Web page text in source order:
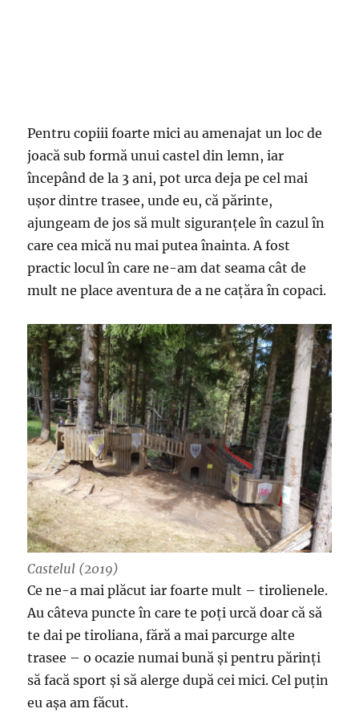
Pentru copiii foarte mici au amenajat un loc de
joacă sub formă unui castel din lemn, iar
începând de la 3 ani, pot urca deja pe cel mai
ușor dintre trasee, unde eu, că părinte,
ajungeam de jos să mult siguranțele în cazul în
care cea mică nu mai putea înainta. A fost
practic locul în care ne-am dat seama cât de
mult ne place aventura de a ne cațăra în copaci.
Castelul (2019)
Ce ne-a mai plăcut iar foarte mult – tirolienele.
Au câteva puncte în care te poți urcă doar că să
te dai pe tiroliana, fără a mai parcurge alte
trasee – o ocazie numai bună și pentru părinți
să facă sport și să alerge după cei mici. Cel puțin
eu așa am făcut.